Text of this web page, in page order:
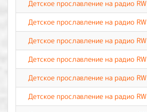
Детское прославление на радио RW
Детское прославление на радио RW
Детское прославление на радио RW
Детское прославление на радио RW
Детское прославление на радио RW
Детское прославление на радио RW